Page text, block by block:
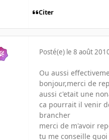
Citer
Posté(e) le 8 août
Ou aussi
bonjour,merci de
aussi c'etait une
ca pourrait il venir
brancher
merci de m'avoir
tu me conseille